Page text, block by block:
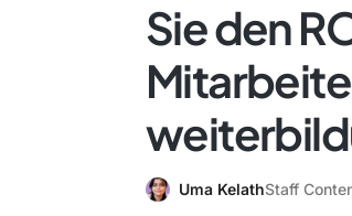
Sie den
Uma KelathStaff